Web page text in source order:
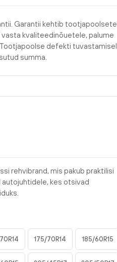
Garantii kehtib tootjapoolsete
kvaliteedinõuetele, palume
defekti tuvastamisel
summa.
rehvibrand, mis pakub praktilisi
autojuhtidele, kes otsivad
175/70R14 185/60R15